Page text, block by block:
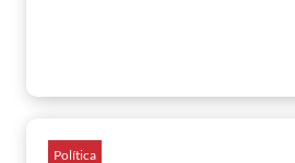
Política